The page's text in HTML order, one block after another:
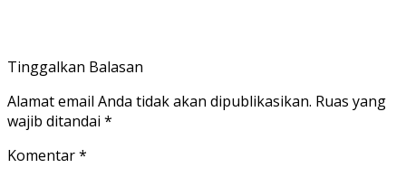
Tinggalkan Balasan
Alamat email Anda tidak akan dipublikasikan. Ruas yang
wajib ditandai *
Komentar*